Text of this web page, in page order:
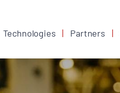
Technologies Partners